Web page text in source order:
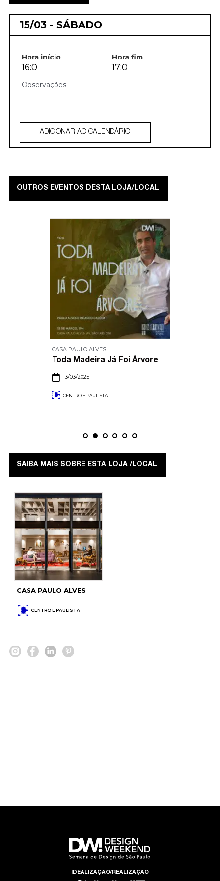
15/03 - SÁBADO
Hora início Hora fim
16:0 17:0
ADICIONAR AO CALENDÁRIO
OUTROS EVENTOS DESTA LOJA/LOCAL
CASA PAULO ALVES
Toda Madeira Já Foi Árvore
13/03/2025
CENTRO E PAULISTA
SAIBA MAIS SOBRE ESTA LOJA /LOCAL
CASA PAULO ALVES
CENTRO E PAULISTA
IDEALIZAÇÃO/REALIZAÇÃO